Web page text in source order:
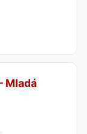
Mladá